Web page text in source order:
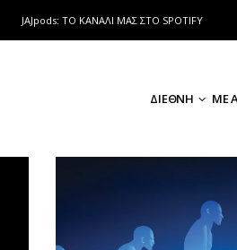
JAJpods: TO ΚΑΝΑΛΙ ΜΑΣ ΣΤΟ SPOTIFY
ΔΙΕΘΝΗ ΜΕ